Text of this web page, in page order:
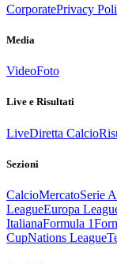
CorporatePrivacy
Media
VideoFoto
Live e Risultati
LiveDiretta Calcio
Sezioni
CalcioMercatoSerie A
LeagueEuropa
ItalianaFormula 1
CupNations League